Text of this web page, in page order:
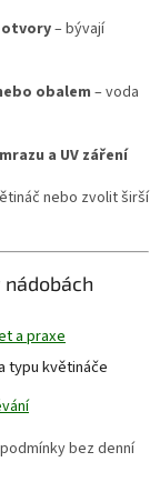
– bývají
obalem – voda
a UV záření
nebo zvolit širší
a praxe
typu květináče
bez denní